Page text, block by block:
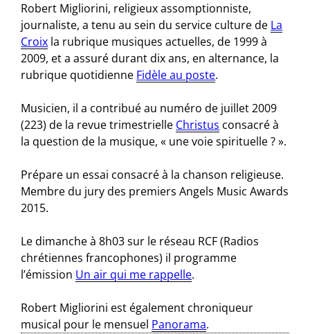
Robert Migliorini, religieux assomptionniste,
journaliste, a tenu au sein du service culture de La
Croix la rubrique musiques actuelles, de 1999 à
2009, et a assuré durant dix ans, en alternance, la
rubrique quotidienne Fidèle au poste.
Musicien, il a contribué au numéro de juillet 2009
(223) de la revue trimestrielle Christus consacré à
la question de la musique, « une voie spirituelle ? ».
Prépare un essai consacré à la chanson religieuse.
Membre du jury des premiers Angels Music Awards
2015.
Le dimanche à 8h03 sur le réseau RCF (Radios
chrétiennes francophones) il programme
l’émission Un air qui me rappelle.
Robert Migliorini est également chroniqueur
musical pour le mensuel Panorama.